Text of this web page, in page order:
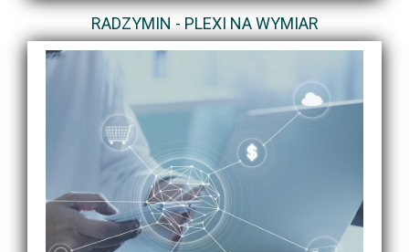
RADZYMIN - PLEXI NA WYMIAR